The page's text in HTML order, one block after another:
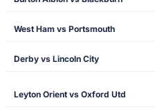
West Ham vs Portsmouth
Derby vs Lincoln City
Leyton Orient vs Oxford Utd